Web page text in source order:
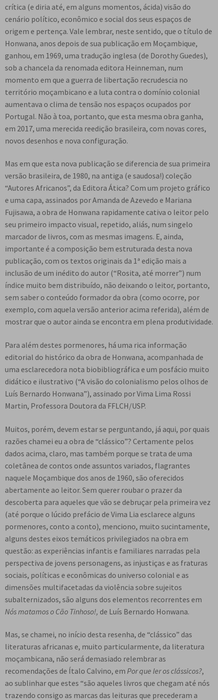
crítica (e diria até, em alguns momentos, ácida) visão do
cenário político, econômico e social dos seus espaços de
origem e pertença. Vale lembrar, neste sentido, que o título de
Honwana, anos depois de sua publicação em Moçambique,
ganhou, em 1969, uma tradução inglesa (de Dorothy Guedes),
sob a chancela da renomada editora Heinneman, num
momento em que a guerra de libertação recrudescia no
território moçambicano e a luta contra o domínio colonial
aumentava o clima de tensão nos espaços ocupados por
Portugal. Não à toa, portanto, que esta mesma obra ganha,
em 2017, uma merecida reedição brasileira, com novas cores,
novos desenhos e nova configuração.
Mas em que esta nova publicação se diferencia de sua primeira
versão brasileira, de 1980, na antiga (e saudosa!) coleção
“Autores Africanos”, da Editora Ática? Com um projeto gráfico
e uma capa, assinados por Amanda de Azevedo e Mariana
Fujisawa, a obra de Honwana rapidamente cativa o leitor pelo
seu primeiro impacto visual, repetido, aliás, num singelo
marcador de livros, com as mesmas imagens. E, ainda,
importante é a composição bem estruturada desta nova
publicação, com os textos originais da 1ª edição mais a
inclusão de um inédito do autor (“Rosita, até morrer”) num
índice muito bem distribuído, não deixando o leitor, portanto,
sem saber o conteúdo formador da obra (como ocorre, por
exemplo, com aquela versão anterior acima referida), além de
mostrar que o autor ainda se encontra em plena produtividade.
Para além destes pormenores, há uma rica informação
editorial do histórico da obra de Honwana, acompanhada de
uma esclarecedora nota biobibliográfica e um posfácio muito
didático e ilustrativo (“A visão do colonialismo pelos olhos de
Luís Bernardo Honwana”), assinado por Vima Lima Rossi
Martin, Professora Doutora da FFLCH/USP.
Muitos, porém, devem estar se perguntando, já aqui, por quais
razões chamei eu a obra de “clássico”? Certamente pelos
dados acima, claro, mas também porque se trata de uma
coletânea de contos onde assuntos variados, flagrantes
naquele Moçambique dos anos de 1960, são oferecidos
abertamente ao leitor. Sem querer roubar o prazer da
descoberta para aqueles que vão se debruçar pela primeira vez
(até porque o lúcido prefácio de Vima Lia esclarece alguns
pormenores, conto a conto), menciono, muito sucintamente,
alguns destes eixos temáticos privilegiados na obra em
questão: as experiências infantis e familiares narradas pela
perspectiva de jovens personagens, as injustiças e as fraturas
sociais, políticas e econômicas do universo colonial e as
dimensões multifacetadas da violência sobre sujeitos
subalternizados, são alguns dos elementos recorrentes em
Nós matamos o Cão Tinhoso!, de Luís Bernardo Honwana.
Mas, se chamei, no início desta resenha, de “clássico” das
literaturas africanas e, muito particularmente, da literatura
moçambicana, não será demasiado relembrar as
recomendações de Ítalo Calvino, em Por que ler os clássicos?,
ao sublinhar que estes “são aqueles livros que chegam até nós
trazendo consigo as marcas das leituras que precederam a